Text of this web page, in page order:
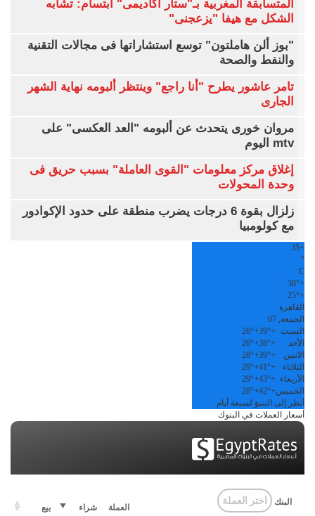
المتسابقة المغربية بـ"ستار أكاديمى" ابتسام: تشابه
الشكل مع هيفا "يزعجنى"
"بوز ألن هاملتون" توسع استشاراتها فى مجالات التقنية
والنفط والصحة
تامر عاشور يطرح "أنا راجع" وينتظر ألبومه نهاية الشهر
الجارى
مروان خورى يتحدث عن ألبومه "العد العكسى" على
mtv اليوم
إغلاق مركز معلومات "القوى العاملة" بسبب حريق فى
وحدة المحولات
زلزال بقوة 6 درجات يضرب منطقة على حدود الإكوادور
مع كولومبيا
+
35
°
C
+
38°
+
25°
القاهرة
الجمعة, 07
السبت +
39°
+
26°
الأحد
+
38°
+
26°
الاثنين
+
39°
+
28°
الثلاثاء
+
41°
+
29°
الأربعاء +
43°
+
29°
الخميس+
42°
+
28°
أنظر إلى التنبؤ لسبعة أيام
أسعار العملات في البنوك